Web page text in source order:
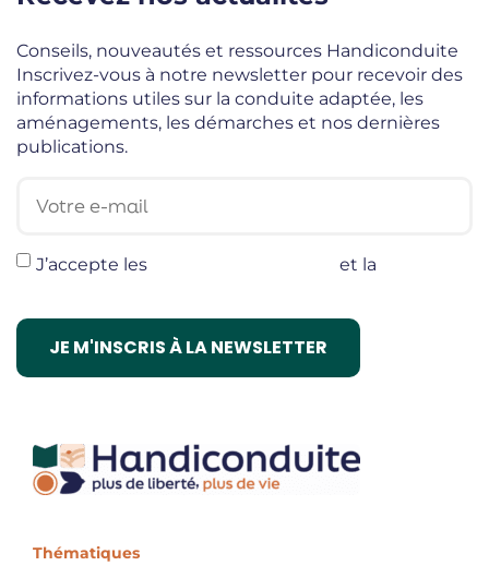
Conseils, nouveautés et ressources Handiconduite
Inscrivez-vous à notre newsletter pour recevoir des
informations utiles sur la conduite adaptée, les
aménagements, les démarches et nos dernières
publications.
J’accepte les et la
Thématiques